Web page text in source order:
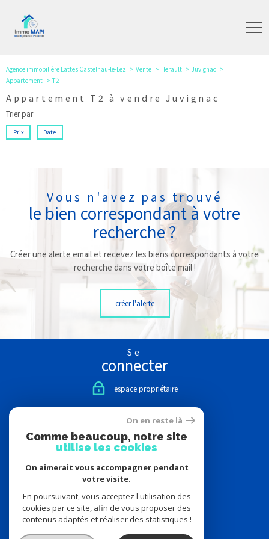
Agence immobilière Lattes Castelnau-le-Lez Vente Herault
Juvignac
Appartement
T2
Appartement T2 à vendre Juvignac
Trier par
Prix Date
Vous n'avez pas trouvé
le bien correspondant à votre
recherche ?
Créer une alerte email et recevez les biens correspondants à votre
recherche dans votre boîte mail !
créer l'alerte
Se
connecter
espace propriétaire
Nous
suivre
Nous
adhérons
On en reste là
Comme beaucoup, notre site
utilise les cookies
On aimerait vous accompagner pendant
votre visite.
En poursuivant, vous acceptez l'utilisation des
cookies par ce site, afin de vous proposer des
contenus adaptés et réaliser des statistiques !